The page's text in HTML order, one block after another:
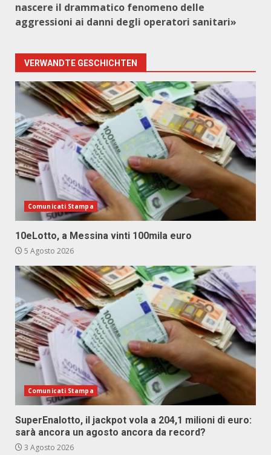
nascere il drammatico fenomeno delle
aggressioni ai danni degli operatori sanitari»
VERWANDTE GESCHICHTEN
Comunicati Stampa
10eLotto, a Messina vinti 100mila euro
5 Agosto 2026
Comunicati Stampa
SuperEnalotto, il jackpot vola a 204,1 milioni di euro:
sarà ancora un agosto ancora da record?
3 Agosto 2026